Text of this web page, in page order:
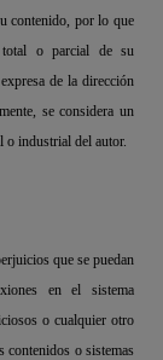
contenido, por lo que
total o parcial de su
de la dirección
se considera un
o industrial del autor.
que se puedan
en el sistema
o cualquier otro
contenidos o sistemas